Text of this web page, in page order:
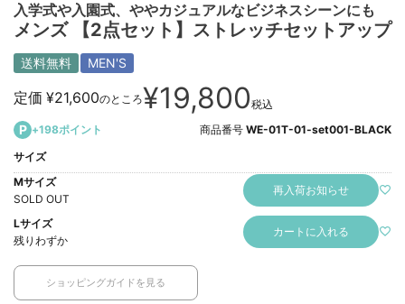
入学式や入園式、ややカジュアルなビジネスシーンにも
メンズ 【2点セット】ストレッチセットアップ
送料無料 MEN'S
定価 ¥21,600のところ¥19,800税込
+198ポイント 商品番号 WE-01T-01-set001-BLACK
サイズ
Mサイズ
SOLD OUT
再入荷お知らせ
Lサイズ
残りわずか
カートに入れる
ショッピングガイドを見る